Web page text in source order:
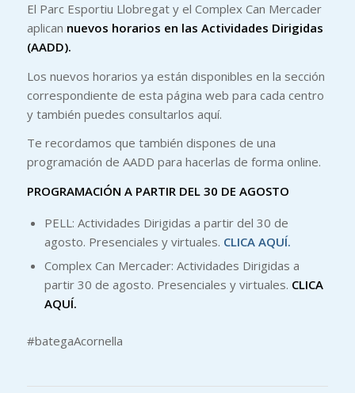
El Parc Esportiu Llobregat y el Complex Can Mercader
aplican nuevos horarios en las Actividades Dirigidas
(AADD).
Los nuevos horarios ya están disponibles en la sección
correspondiente de esta página web para cada centro
y también puedes consultarlos aquí.
Te recordamos que también dispones de una
programación de AADD para hacerlas de forma online.
PROGRAMACIÓN A PARTIR DEL 30 DE AGOSTO
PELL: Actividades Dirigidas a partir del 30 de
agosto. Presenciales y virtuales. CLICA AQUÍ.
Complex Can Mercader: Actividades Dirigidas a
partir 30 de agosto. Presenciales y virtuales. CLICA
AQUÍ.
#bategaAcornella